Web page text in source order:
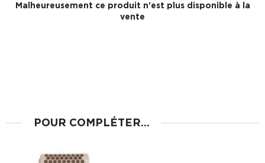
Malheureusement ce produit n'est plus disponible à la
vente
POUR COMPLÉTER...